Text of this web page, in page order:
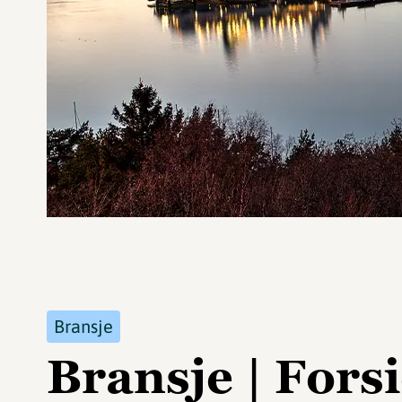
Bransje
Bransje |